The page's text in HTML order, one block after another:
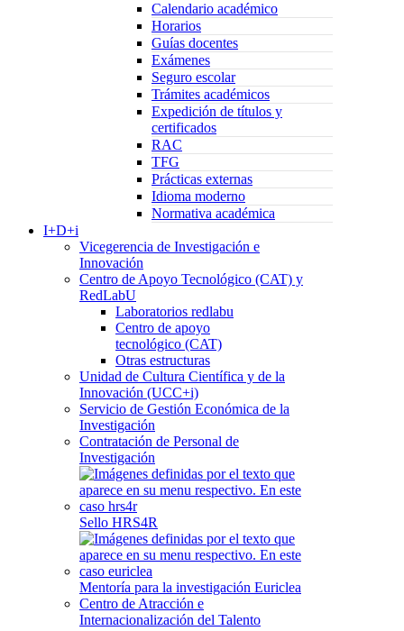
Calendario académico
Horarios
Guías docentes
Exámenes
Seguro escolar
Trámites académicos
Expedición de títulos y
certificados
RAC
TFG
Prácticas externas
Idioma moderno
Normativa académica
I+D+i
Vicegerencia de Investigación e
Innovación
Centro de Apoyo Tecnológico (CAT) y
RedLabU
Laboratorios redlabu
Centro de apoyo
tecnológico (CAT)
Otras estructuras
Unidad de Cultura Científica y de la
Innovación (UCC+i)
Servicio de Gestión Económica de la
Investigación
Contratación de Personal de
Investigación
Sello HRS4R
Mentoría para la investigación Euriclea
Centro de Atracción e
Internacionalización del Talento